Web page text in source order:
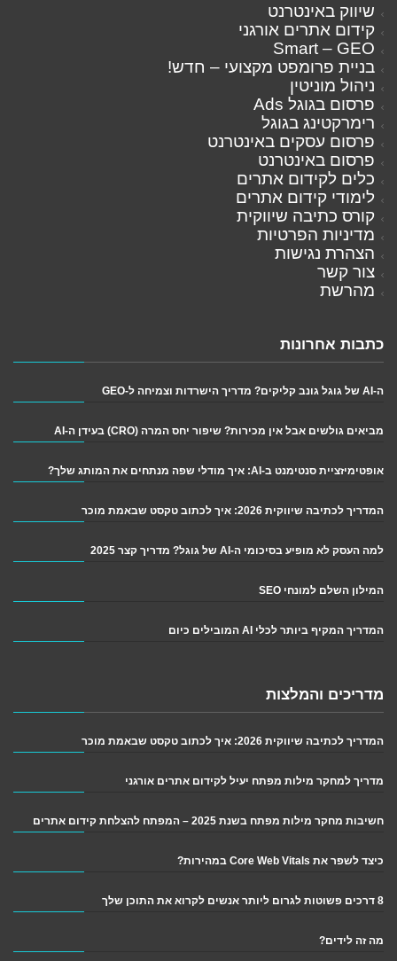
שיווק באינטרנט
קידום אתרים אורגני
Smart – GEO
בניית פרומפט מקצועי – חדש!
ניהול מוניטין
פרסום בגוגל Ads
רימרקטינג בגוגל
פרסום עסקים באינטרנט
פרסום באינטרנט
כלים לקידום אתרים
לימודי קידום אתרים
קורס כתיבה שיווקית
מדיניות הפרטיות
הצהרת נגישות
צור קשר
מהרשת
כתבות אחרונות
ה-AI של גוגל גונב קליקים? מדריך הישרדות וצמיחה ל-GEO
מביאים גולשים אבל אין מכירות? שיפור יחס המרה (CRO) בעידן ה-AI
אופטימיזציית סנטימנט ב-AI: איך מודלי שפה מנתחים את המותג שלך?
המדריך לכתיבה שיווקית 2026: איך לכתוב טקסט שבאמת מוכר
למה העסק לא מופיע בסיכומי ה-AI של גוגל? מדריך קצר 2025
המילון השלם למונחי SEO
המדריך המקיף ביותר לכלי AI המובילים כיום
מדריכים והמלצות
המדריך לכתיבה שיווקית 2026: איך לכתוב טקסט שבאמת מוכר
מדריך למחקר מילות מפתח יעיל לקידום אתרים אורגני
חשיבות מחקר מילות מפתח בשנת 2025 – המפתח להצלחת קידום אתרים
כיצד לשפר את Core Web Vitals במהירות?
8 דרכים פשוטות לגרום ליותר אנשים לקרוא את התוכן שלך
מה זה לידים?